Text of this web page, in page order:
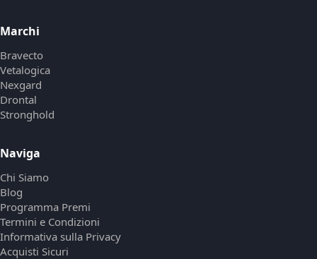
Marchi
Bravecto
Vetalogica
Nexgard
Drontal
Stronghold
Naviga
Chi Siamo
Blog
Programma Premi
Termini e Condizioni
Informativa sulla Privacy
Acquisti Sicuri